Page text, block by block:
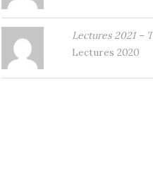
Lectures 2021 –
Lectures 2020